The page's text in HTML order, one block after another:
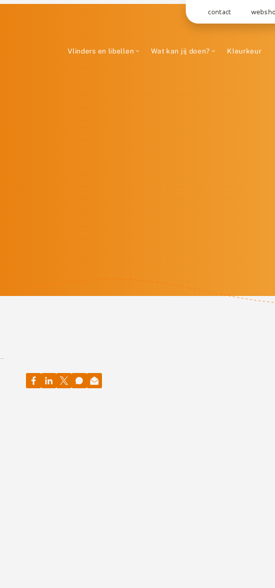
contact
Vlinders en libellen Wat kan jij doen? Kleurkeur